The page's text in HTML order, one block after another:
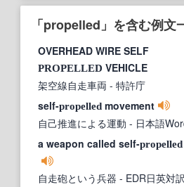
「propelled」を含む例文
OVERHEAD WIRE SELF
PROPELLED VEHICLE
架空線自走車両 - 特許庁
self-propelled movement
自己推進による運動 - 日本語
a weapon called self-propelled
自走砲という兵器 - EDR日英対